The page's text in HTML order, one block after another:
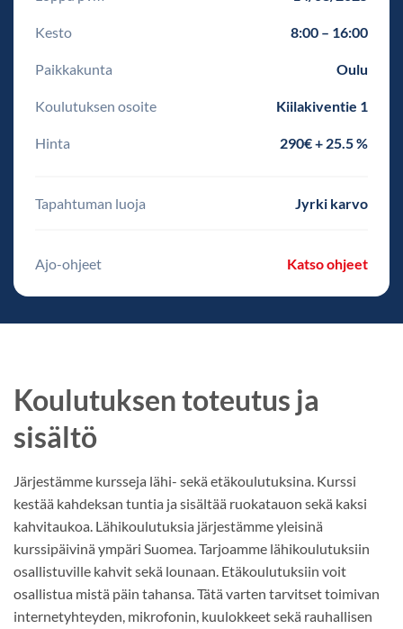
Kesto 8:00 – 16:00
Paikkakunta Oulu
Koulutuksen osoite Kiilakiventie 1
Hinta 290€ + 25.5 %
Tapahtuman luoja Jyrki karvo
Ajo-ohjeet Katso ohjeet
Koulutuksen toteutus ja
sisältö
Järjestämme kursseja lähi- sekä etäkoulutuksina. Kurssi
kestää kahdeksan tuntia ja sisältää ruokatauon sekä kaksi
kahvitaukoa. Lähikoulutuksia järjestämme yleisinä
kurssipäivinä ympäri Suomea. Tarjoamme lähikoulutuksiin
osallistuville kahvit sekä lounaan. Etäkoulutuksiin voit
osallistua mistä päin tahansa. Tätä varten tarvitset toimivan
internetyhteyden, mikrofonin, kuulokkeet sekä rauhallisen